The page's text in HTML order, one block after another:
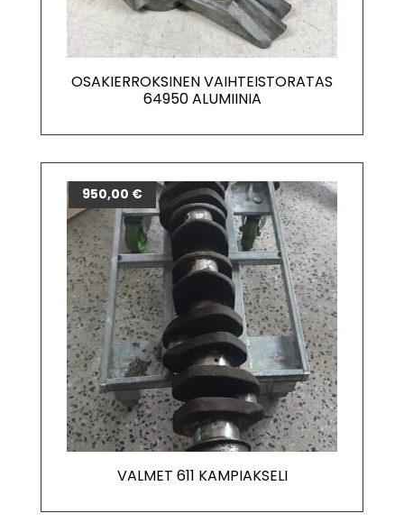
OSAKIERROKSINEN VAIHTEISTORATAS
64950 ALUMIINIA
VALMET 611 KAMPIAKSELI
950,00 €